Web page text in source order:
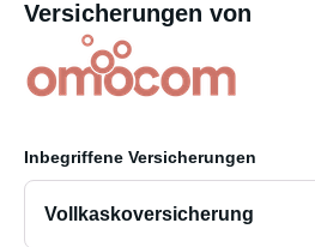
Versicherungen von
Inbegriffene Versicherungen
Vollkaskoversicherung